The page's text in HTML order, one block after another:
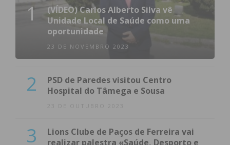
1
(VÍDEO) Carlos Alberto Silva vê
Unidade Local de Saúde como uma
oportunidade
23 DE NOVEMBRO 2023
2
PSD de Paredes visitou Centro
Hospital do Tâmega e Sousa
23 DE OUTUBRO 2023
3
Lions Clube de Paços de Ferreira vai
realizar palestra «Saúde, Desporto e